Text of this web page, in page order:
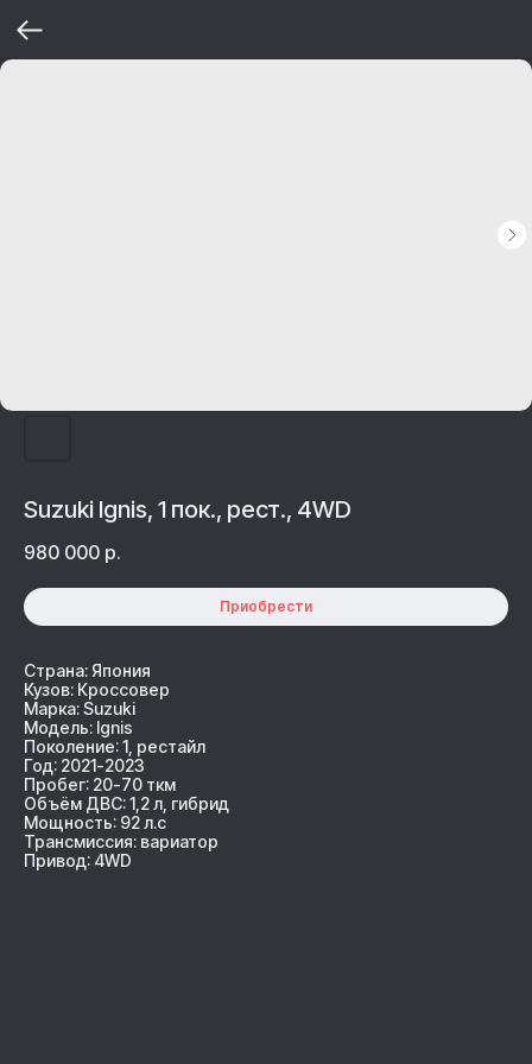
Suzuki Ignis, 1 пок., рест., 4WD
980 000 р.
Приобрести
Страна: Япония
Кузов: Кроссовер
Марка: Suzuki
Модель: Ignis
Поколение: 1, рестайл
Год: 2021-2023
Пробег: 20-70 ткм
Объём ДВС: 1,2 л, гибрид
Мощность: 92 л.с
Трансмиссия: вариатор
Привод: 4WD